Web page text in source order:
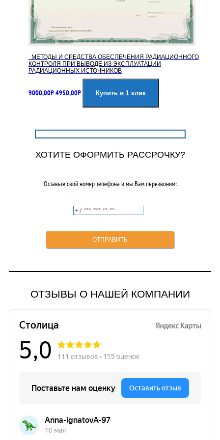
МЕТОДЫ И СРЕДСТВА ОБЕСПЕЧЕНИЯ РАДИАЦИОННОГО
КОНТРОЛЯ ПРИ ВЫВОДЕ ИЗ ЭКСПЛУАТАЦИИ
РАДИАЦИОННЫХ ИСТОЧНИКОВ
9000,00₽цена
4950,00₽цена:
Купить в 1 клик
ХОТИТЕ ОФОРМИТЬ РАССРОЧКУ?
Оставьте свой номер телефона и мы Вам перезвоним:
ОТЗЫВЫ О НАШЕЙ КОМПАНИИ